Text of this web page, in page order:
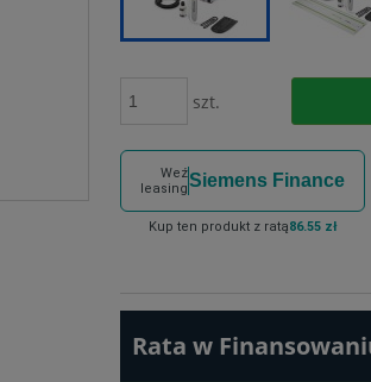
szt.
Weź
leasingSiemens Finance
Kup ten produkt z ratą86.55 zł
Rata w